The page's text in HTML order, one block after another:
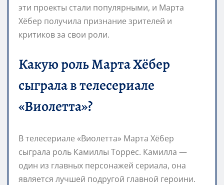
эти проекты стали популярными, и Марта
Хёбер получила признание зрителей и
критиков за свои роли.
Какую роль Марта Хёбер
сыграла в телесериале
«Виолетта»?
В телесериале «Виолетта» Марта Хёбер
сыграла роль Камиллы Торрес. Камилла —
один из главных персонажей сериала, она
является лучшей подругой главной героини.